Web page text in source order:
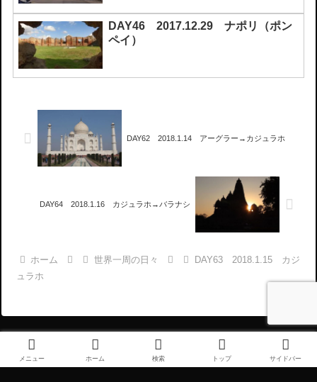
DAY46 2017.12.29 ナポリ（ポン
ペイ）
DAY62 2018.1.14 アーグラー→カジュラホ
DAY64 2018.1.16 カジュラホ→バラナシ
ホーム 世界一周の日々
DAY63 2018.1.15 カジ
ュラホ
プロフィール
免責事項・プライバシーポリシー
メニュー ホーム 検索 トップ サイドバー